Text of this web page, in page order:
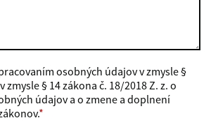
osobných údajov v zmysle §
zmysle § 14 zákona č. 18/2018 Z. z. o
údajov a o zmene a doplnení
*